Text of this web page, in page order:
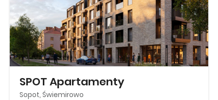
SPOT Apartamenty
Sopot, Świemirowo